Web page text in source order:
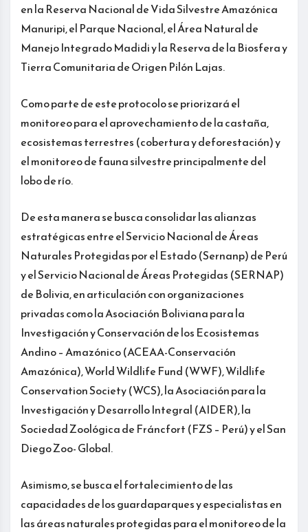
en la Reserva Nacional de Vida Silvestre Amazónica
Manuripi, el Parque Nacional, el Área Natural de
Manejo Integrado Madidi y la Reserva de la Biosfera y
Tierra Comunitaria de Origen Pilón Lajas.
Como parte de este protocolo se priorizará el
monitoreo para el aprovechamiento de la castaña,
ecosistemas terrestres (cobertura y deforestación) y
el monitoreo de fauna silvestre principalmente del
lobo de río.
De esta manera se busca consolidar las alianzas
estratégicas entre el Servicio Nacional de Áreas
Naturales Protegidas por el Estado (Sernanp) de Perú
y el Servicio Nacional de Áreas Protegidas (SERNAP)
de Bolivia, en articulación con organizaciones
privadas como la Asociación Boliviana para la
Investigación y Conservación de los Ecosistemas
Andino – Amazónico (ACEAA-Conservación
Amazónica), World Wildlife Fund (WWF), Wildlife
Conservation Society (WCS), la Asociación para la
Investigación y Desarrollo Integral (AIDER), la
Sociedad Zoológica de Fráncfort (FZS – Perú) y el San
Diego Zoo- Global.
Asimismo, se busca el fortalecimiento de las
capacidades de los guardaparques y especialistas en
las áreas naturales protegidas para el monitoreo de la